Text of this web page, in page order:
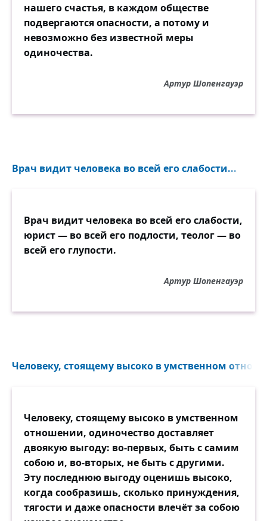
Мчат века в голубом полёте
И уходят назад, как реки.
Как-то вы там сейчас живёте,
Совершенные человеки?!
Впрочем, может, и вы не святы,
Вот же бросили нас когда-то,
И, отнюдь не трудясь физически,
После умственного труда
Пропускаете иногда?
И, летя по вселенной грозной
Вы порой в преферансик «звёздный»
Как у умных и быть должно!
(Ну, чего там греха таить)
С Аэлитою незнакомой
Нечто взять да и разрешить?
И опять-таки не физически,
Без ужасных земных страстей.
А лишь мысленно-платонически,
нашего счастья, в каждом обществе
подвергаются опасности, а потому и
невозможно без известной меры
одиночества.
Артур Шопенгауэр
Врач видит человека во всей его слабости...
Врач видит человека во всей его слабости,
юрист — во всей его подлости, теолог — во
всей его глупости.
Артур Шопенгауэр
Человеку, стоящему высоко в умственном
Человеку, стоящему высоко в умственном
отношении, одиночество доставляет
двоякую выгоду: во-первых, быть с самим
собою и, во-вторых, не быть с другими.
Эту последнюю выгоду оценишь высоко,
когда сообразишь, сколько принуждения,
тягости и даже опасности влечёт за собою